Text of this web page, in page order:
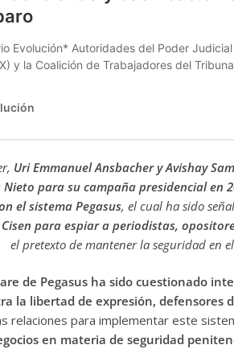
Uri Emmanuel Ansbacher y Avishay
para su campaña presidencial en
el sistema Pegasus, el cual ha sido
Cisen para espiar a periodistas,
el pretexto de mantener la seguridad en
de Pegasus ha sido cuestionado
la libertad de expresión, defensores
relaciones para implementar este
en materia de seguridad